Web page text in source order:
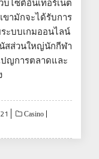
มักจะได้รับการ
ะบบเกมออนไลน์
สส่วนใหญ่นักกีฬา
ญการตลาดและ
Casino